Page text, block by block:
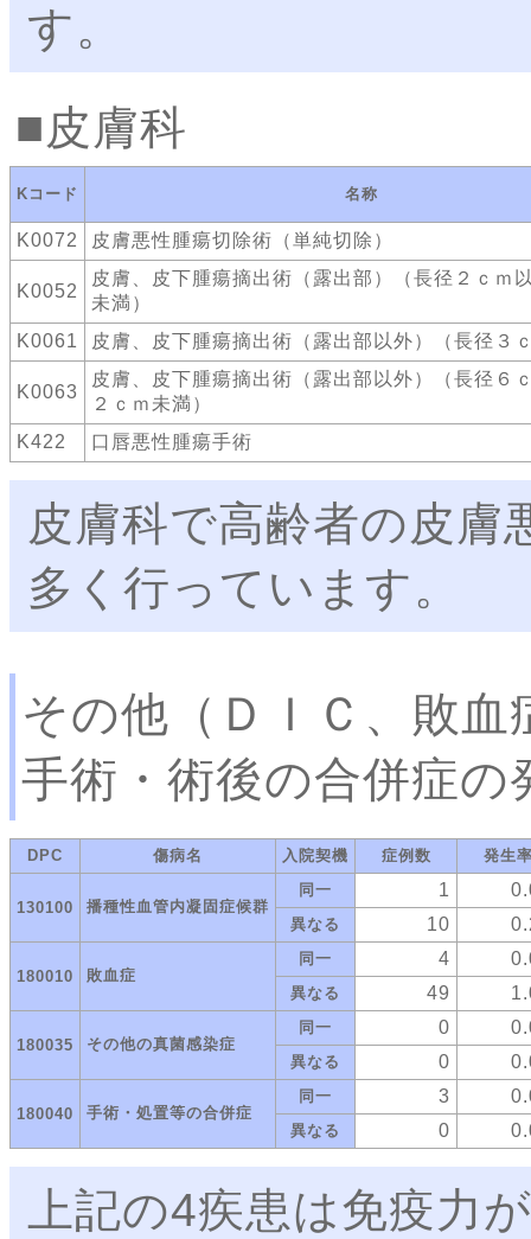
す。
皮膚科
Kコード 名称
K0072 皮膚悪性腫瘍切除術（単純切除）
K0052
皮膚、皮下腫瘍摘出術（露出部）（長径２ｃｍ
未満）
K0061
皮膚、皮下腫瘍摘出術（露出部以外）（長径３
K0063
皮膚、皮下腫瘍摘出術（露出部以外）（長径６
２ｃｍ未満）
K422
口唇悪性腫瘍手術
皮膚科で高齢者の皮膚
多く行っています。
その他（ＤＩＣ、敗
手術・術後の合併症の
DPC 傷病名 入院契機 症例数 発生
130100 播種性血管内凝固症候群
同一 1
異なる 10
180010 敗血症
同一 4
異なる 49
180035 その他の真菌感染症
同一 0
異なる 0
180040 手術・処置等の合併症
同一 3
異なる 0
上記の4疾患は免疫力